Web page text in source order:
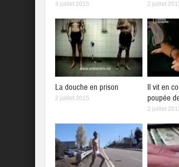
3 juillet 2015 2 juillet
La douche en prison
2 juillet 2015
Il vit en
poupée
2 juillet